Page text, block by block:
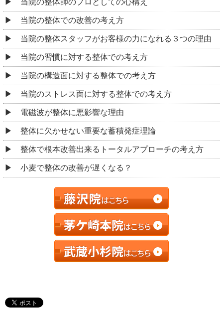
当院の整体での改善の考え方
当院の整体スタッフがお客様の力になれる３つの理由
当院の習慣に対する整体での考え方
当院の構造面に対する整体での考え方
当院のストレス面に対する整体での考え方
電磁波が整体に悪影響な理由
整体に欠かせない重要な蓄積発症理論
整体で根本改善出来るトータルアプローチの考え方
小麦で整体の改善が遅くなる？